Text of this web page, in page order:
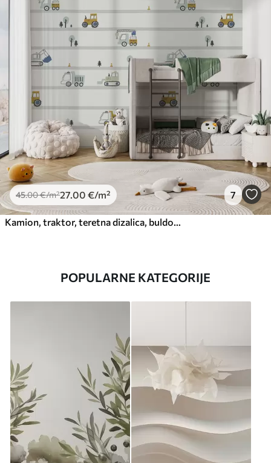
45.00€/m²27 .00 €/m² 7
POPULARNE KATEGORIJE